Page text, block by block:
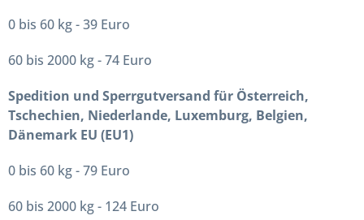
0 bis 60 kg - 39 Euro
60 bis 2000 kg - 74 Euro
Spedition und Sperrgutversand für Österreich,
Tschechien, Niederlande, Luxemburg, Belgien,
Dänemark EU (EU1)
0 bis 60 kg - 79 Euro
60 bis 2000 kg - 124 Euro